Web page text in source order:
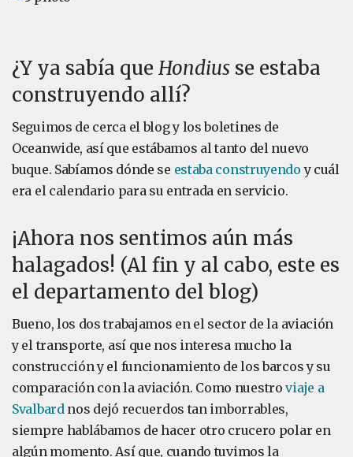
¿Y ya sabía que Hondius se estaba
construyendo allí?
Seguimos de cerca el blog y los boletines de
Oceanwide, así que estábamos al tanto del nuevo
buque. Sabíamos dónde se estaba construyendo y cuál
era el calendario para su entrada en servicio.
¡Ahora nos sentimos aún más
halagados! (Al fin y al cabo, este es
el departamento del blog)
Bueno, los dos trabajamos en el sector de la aviación
y el transporte, así que nos interesa mucho la
construcción y el funcionamiento de los barcos y su
comparación con la aviación. Como nuestroviaje a
Svalbardnos dejó recuerdos tan imborrables,
siempre hablábamos de hacer otro crucero polar en
algún momento. Así que, cuando tuvimos la